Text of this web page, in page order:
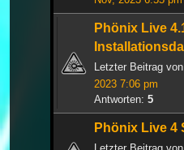
Phönix Live
Letzter Beitrag von
2023 7:06 pm
Antworten: 5
Phönix Live 4